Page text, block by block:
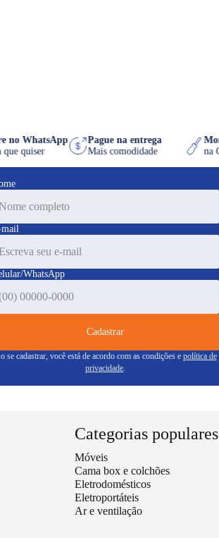
no WhatsApp
que quiser
Pague na entrega
Mais comodidade
WhatsApp
Cadastrar
se cadastrar, você está de acordo com as condições e política de
privacidade.
Categorias populares
Móveis
Cama box e colchões
Eletrodomésticos
Eletroportáteis
Ar e ventilação